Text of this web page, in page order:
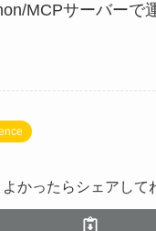
MCPサーバーで
よかったらシェアして